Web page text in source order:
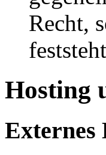
Recht,
Hosting
Externes